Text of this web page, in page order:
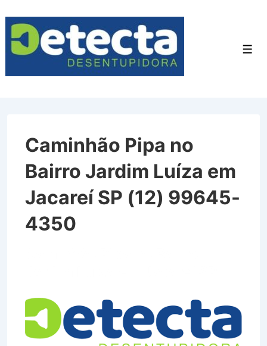
para
Conteúdo
Caminhão Pipa no
Bairro Jardim Luíza em
Jacareí SP (12) 99645-
4350